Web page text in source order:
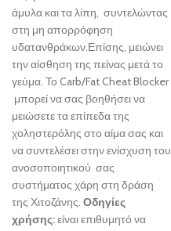
άμυλα και τα λίπη, συντελώντας
στη μη απορρόφηση
υδατανθράκων.Επίσης, μειώνει
την αίσθηση της πείνας μετά το
γεύμα. Το Carb/Fat Cheat Blocker
μπορεί να σας βοηθήσει να
μειώσετε τα επίπεδα της
χοληστερόλης στο αίμα σας και
να συντελέσει στην ενίσχυση του
ανοσοποιητικού σας
συστήματος χάρη στη δράση
της Χιτοζάνης. Οδηγίες
χρήσης:είναι επιθυμητό να